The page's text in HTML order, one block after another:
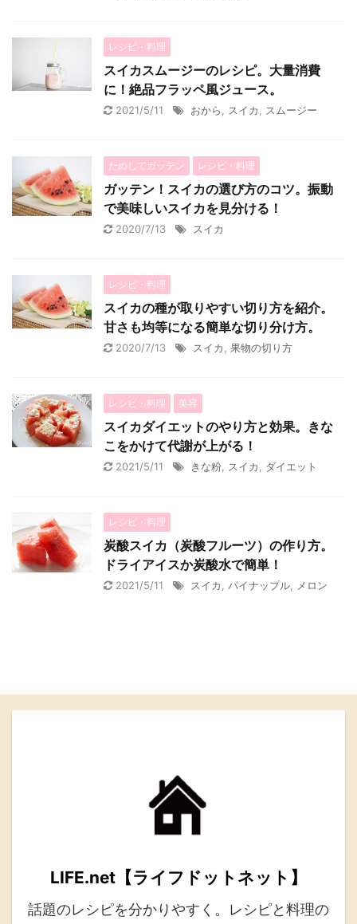
レシピ・料理
スイカスムージーのレシピ。大量消費
に！絶品フラッペ風ジュース。
2021/5/11 おから スイカ スムージー
ためしてガッテン レシピ・料理
ガッテン！スイカの選び方のコツ。振動
で美味しいスイカを見分ける！
2020/7/13 スイカ
レシピ・料理
スイカの種が取りやすい切り方を紹介。
甘さも均等になる簡単な切り分け方。
2020/7/13 スイカ 果物の切り方
レシピ・料理 美容
スイカダイエットのやり方と効果。きな
こをかけて代謝が上がる！
2021/5/11 きな粉 スイカ ダイエット
レシピ・料理
炭酸スイカ（炭酸フルーツ）の作り方。
ドライアイスか炭酸水で簡単！
2021/5/11 スイカ パイナップル メロン
LIFE.net【ライフドットネット】
話題のレシピを分かりやすく。レシピと料理の